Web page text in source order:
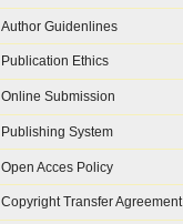
Author Guidenlines
Publication Ethics
Online Submission
Publishing System
Open Acces Policy
Copyright Transfer Agreement